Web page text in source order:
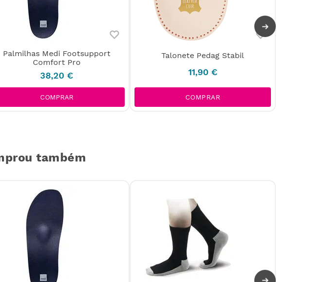
Palmilhas Medi Footsupport
Comfort Pro
38,20 €
COMPRAR
Talonete Pedag Stabil
11,90 €
COMPRAR
também